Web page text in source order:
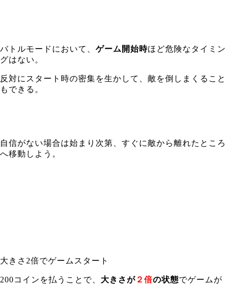
バトルモードにおいて、 ゲーム開始時ほど危険なタイミン
グはない。
反対にスタート時の密集を生かして、敵を倒しまくること
もできる。
自信がない場合は始まり次第、すぐに敵から離れたところ
へ移動しよう。
大きさ2倍でゲームスタート
200コインを払うことで、 大きさが ２倍の状態でゲームが